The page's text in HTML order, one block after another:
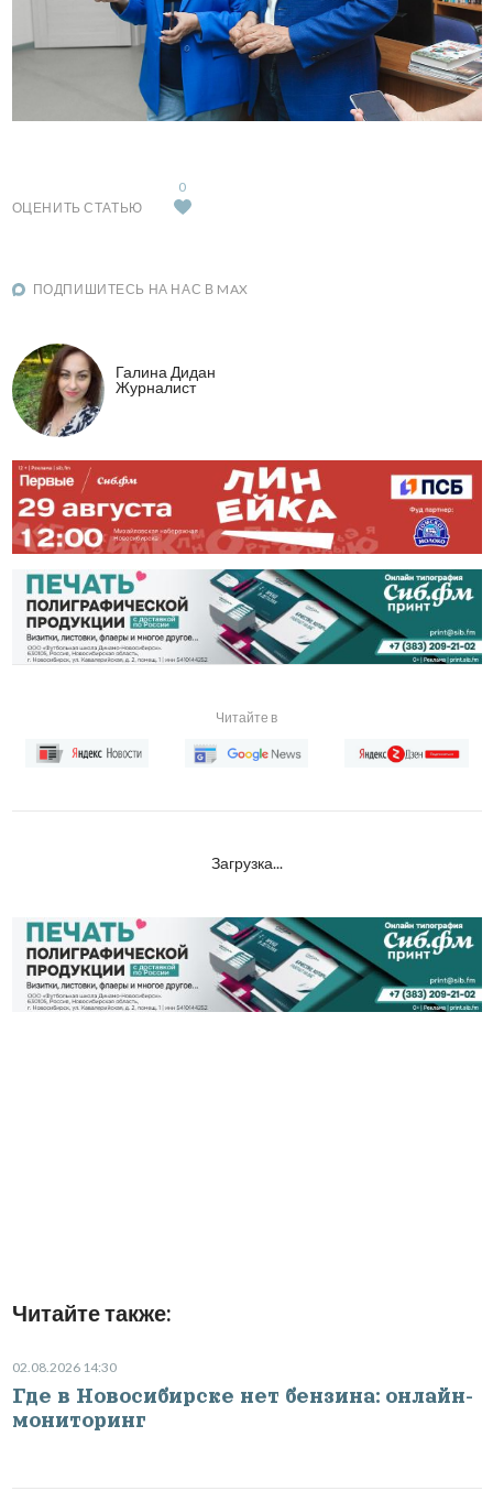
ОЦЕНИТЬ СТАТЬЮ
0
ПОДПИШИТЕСЬ НА НАС В MAX
Галина Дидан
Журналист
Читайте в
Загрузка...
Читайте также:
02.08.2026 14:30
Где в Новосибирске нет бензина: онлайн-
мониторинг